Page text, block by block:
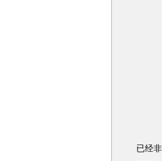
已经